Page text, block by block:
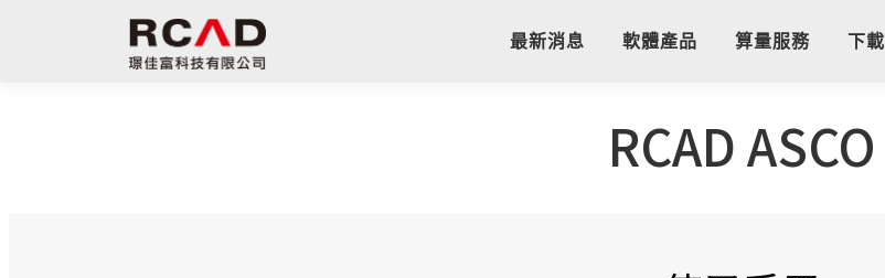
最新消息 軟體產品 算量服務 下載
RCAD ASCO